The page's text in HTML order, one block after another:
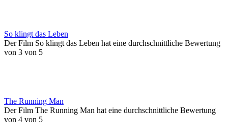
So klingt das Leben
Der Film So klingt das Leben hat eine durchschnittliche Bewertung
von 3 von 5
The Running Man
Der Film The Running Man hat eine durchschnittliche Bewertung
von 4 von 5